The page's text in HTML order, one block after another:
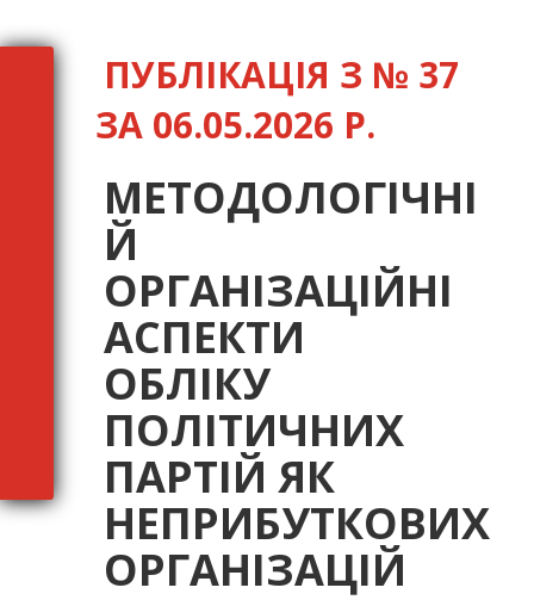
ПУБЛІКАЦІЯ З № 37
ЗА 06.05.2026 Р.
МЕТОДОЛОГІЧНІ
Й
ОРГАНІЗАЦІЙНІ
АСПЕКТИ
ОБЛІКУ
ПОЛІТИЧНИХ
ПАРТІЙ ЯК
НЕПРИБУТКОВИХ
ОРГАНІЗАЦІЙ